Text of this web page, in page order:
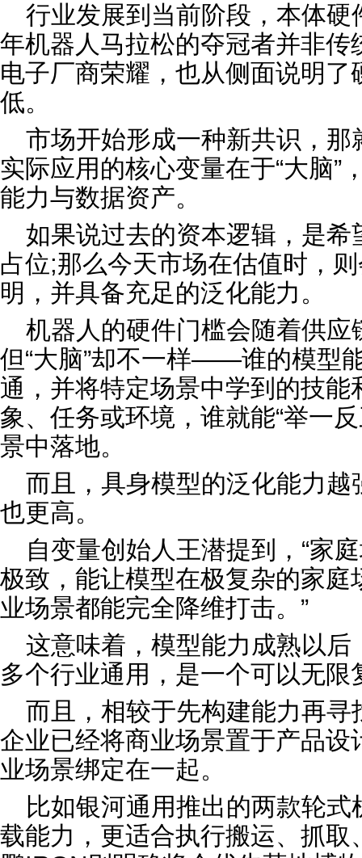
行业发展到当前阶段，本体
年机器人马拉松的夺冠者并非
电子厂商荣耀，也从侧面说明
低。
市场开始形成一种新共识，
实际应用的核心变量在于“大脑”
能力与数据资产。
如果说过去的资本逻辑，是
占位;那么今天市场在估值时，
明，并具备充足的泛化能力。
机器人的硬件门槛会随着供应
但“大脑”却不一样——谁的模型
通，并将特定场景中学到的技
象、任务或环境‌，谁就能“举一
景中落地。
而且，具身模型的泛化能力
也更高。
自变量创始人王潜提到，“家
极致，能让模型在极复杂的家
业场景都能完全降维打击。”
这意味着，模型能力成熟以
多个行业通用，是一个可以无限
而且，相较于先构建能力再
企业已经将商业场景置于产品
业场景绑定在一起。
比如银河通用推出的两款轮
载能力，更适合执行搬运、抓